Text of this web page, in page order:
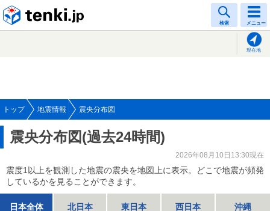
検索 メニュー
現在地
トップ 地震情報 震央分布図
震央分布図(過去24時間)
2026年08月10日13:30現在
震度1以上を観測した地震の震央を地図上に表示。どこで地震が頻発
しているかを見ることができます。
日本全体 北日本 東日本 西日本 沖縄